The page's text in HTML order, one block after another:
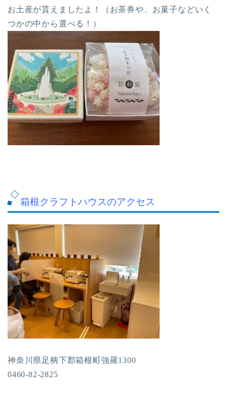
お土産が貰えましたよ！（お茶券や、お菓子などいく
つかの中から選べる！）
箱根クラフトハウスのアクセス
神奈川県足柄下郡箱根町強羅1300
0460-82-2825